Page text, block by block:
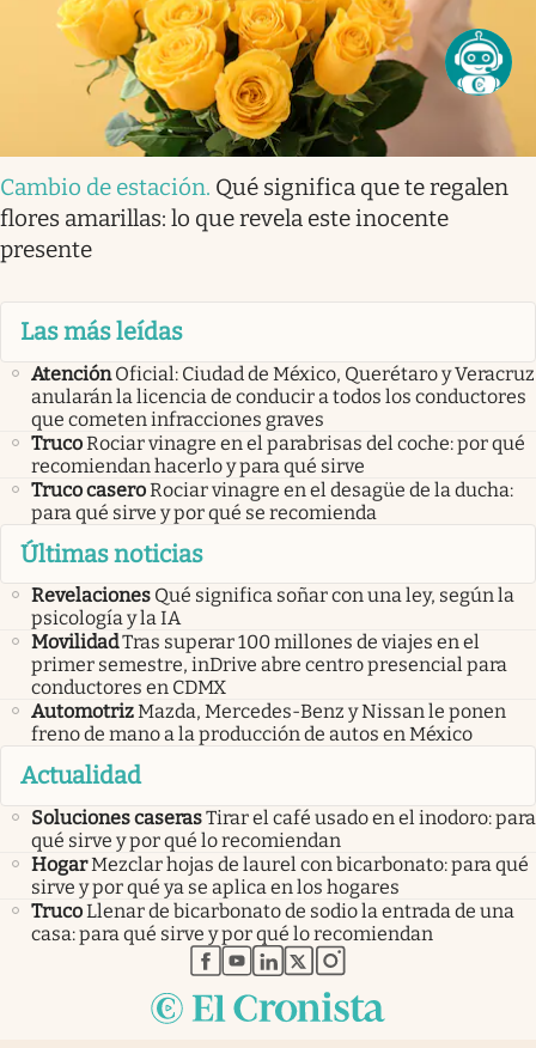
Cambio de estación. Qué significa que te regalen
flores amarillas: lo que revela este inocente
presente
Las más leídas
Atención Oficial: Ciudad de México, Querétaro y Veracruz
anularán la licencia de conducir a todos los conductores
que cometen infracciones graves
TrucoRociar vinagre en el parabrisas del coche: por qué
recomiendan hacerlo y para qué sirve
Truco caseroRociar vinagre en el desagüe de la ducha:
para qué sirve y por qué se recomienda
Últimas noticias
Revelaciones Qué significa soñar con una ley, según la
psicología y la IA
MovilidadTras superar 100 millones de viajes en el
primer semestre, inDrive abre centro presencial para
conductores en CDMX
AutomotrizMazda, Mercedes-Benz y Nissan le ponen
freno de mano a la producción de autos en México
Actualidad
Soluciones caserasTirar el café usado en el inodoro: para
qué sirve y por qué lo recomiendan
HogarMezclar hojas de laurel con bicarbonato: para qué
sirve y por qué ya se aplica en los hogares
TrucoLlenar de bicarbonato de sodio la entrada de una
casa: para qué sirve y por qué lo recomiendan
abre en nueva pestaña
abre en nueva pestaña
abre en nueva pestaña
abre en nueva pestaña
abre en nueva pestaña